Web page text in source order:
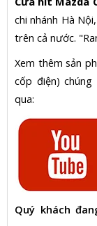
chi nhánh Hà
trên cả nước.
Xem thêm sản
cốp điện)
qua:
Quý khách